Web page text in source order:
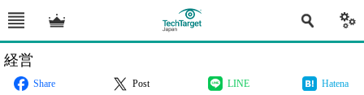
経営
Share Post LINE Hatena